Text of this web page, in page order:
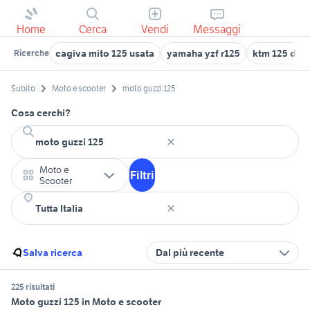
Home Cerca Vendi Messaggi
Ricerche cagiva mito 125 usata yamaha yzf r125 ktm 125
Subito Moto e scooter moto guzzi 125
Cosa cerchi?
Moto e
Scooter
Filtri
Salva ricerca Dal più recente
225 risultati
Moto guzzi 125 in Moto e scooter